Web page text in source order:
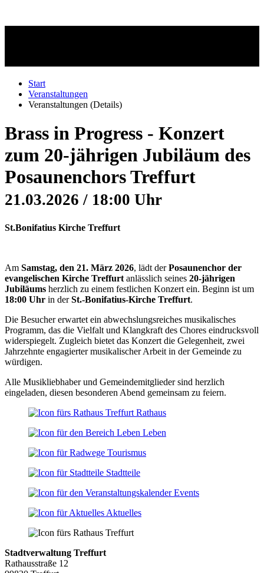
Start
Veranstaltungen
Veranstaltungen (Details)
Brass in Progress - Konzert
zum 20-jährigen Jubiläum des
Posaunenchors Treffurt
21.03.2026 / 18:00 Uhr
St.Bonifatius Kirche Treffurt
Am Samstag, den 21. März 2026, lädt derPosaunenchor der
evangelischen Kirche Treffurt anlässlich seines 20-jährigen
Jubiläums herzlich zu einem festlichen Konzert ein. Beginn ist um
18:00 Uhr in derSt.-Bonifatius-Kirche Treffurt.
Die Besucher erwartet ein abwechslungsreiches musikalisches
Programm, das die Vielfalt und Klangkraft des Chores eindrucksvoll
widerspiegelt. Zugleich bietet das Konzert die Gelegenheit, zwei
Jahrzehnte engagierter musikalischer Arbeit in der Gemeinde zu
würdigen.
Alle Musikliebhaber und Gemeindemitglieder sind herzlich
eingeladen, diesen besonderen Abend gemeinsam zu feiern.
Rathaus
Leben
Tourismus
Stadtteile
Events
Aktuelles
Stadtverwaltung Treffurt
Rathausstraße 12